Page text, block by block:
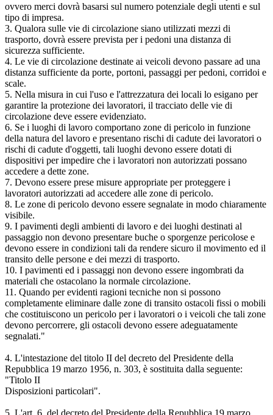
ovvero merci dovrà basarsi sul numero potenziale degli utenti e sul
tipo di impresa.
3. Qualora sulle vie di circolazione siano utilizzati mezzi di
trasporto, dovrà essere prevista per i pedoni una distanza di
sicurezza sufficiente.
4. Le vie di circolazione destinate ai veicoli devono passare ad una
distanza sufficiente da porte, portoni, passaggi per pedoni, corridoi e
scale.
5. Nella misura in cui l'uso e l'attrezzatura dei locali lo esigano per
garantire la protezione dei lavoratori, il tracciato delle vie di
circolazione deve essere evidenziato.
6. Se i luoghi di lavoro comportano zone di pericolo in funzione
della natura del lavoro e presentano rischi di cadute dei lavoratori o
rischi di cadute d'oggetti, tali luoghi devono essere dotati di
dispositivi per impedire che i lavoratori non autorizzati possano
accedere a dette zone.
7. Devono essere prese misure appropriate per proteggere i
lavoratori autorizzati ad accedere alle zone di pericolo.
8. Le zone di pericolo devono essere segnalate in modo chiaramente
visibile.
9. I pavimenti degli ambienti di lavoro e dei luoghi destinati al
passaggio non devono presentare buche o sporgenze pericolose e
devono essere in condizioni tali da rendere sicuro il movimento ed il
transito delle persone e dei mezzi di trasporto.
10. I pavimenti ed i passaggi non devono essere ingombrati da
materiali che ostacolano la normale circolazione.
11. Quando per evidenti ragioni tecniche non si possono
completamente eliminare dalle zone di transito ostacoli fissi o mobili
che costituiscono un pericolo per i lavoratori o i veicoli che tali zone
devono percorrere, gli ostacoli devono essere adeguatamente
segnalati."
4. L'intestazione del titolo II del decreto del Presidente della
Repubblica 19 marzo 1956, n. 303, è sostituita dalla seguente:
"Titolo II
Disposizioni particolari".
5. L'art. 6, del decreto del Presidente della Repubblica 19 marzo